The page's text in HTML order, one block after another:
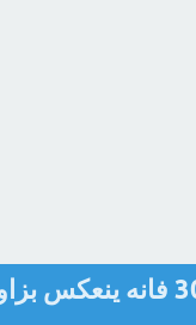
اذا سقط شعاع ضوئي